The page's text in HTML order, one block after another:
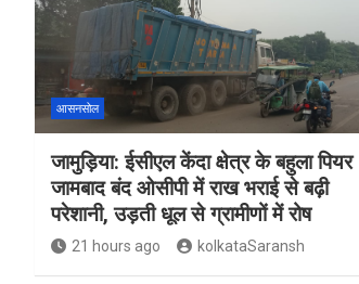
आसनसोल
जामुड़िया: ईसीएल केंदा क्षेत्र के बहुला पियर
जामबाद बंद ओसीपी में राख भराई से बढ़ी
परेशानी, उड़ती धूल से ग्रामीणों में रोष
21 hours ago kolkataSaransh